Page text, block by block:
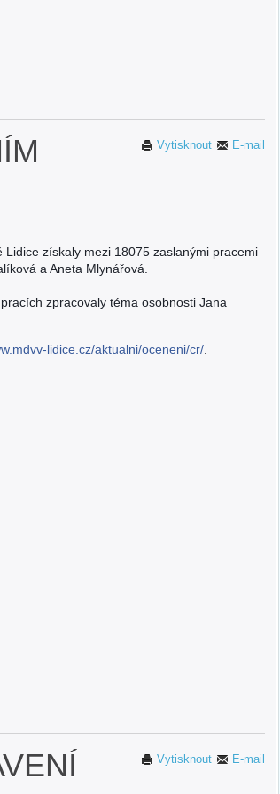
E-mail
Vytisknout
získaly mezi 18075 zaslanými pracemi
a Aneta Mlynářová.
zpracovaly téma osobnosti Jana
lidice.cz/aktualni/oceneni/cr/
E-mail
Vytisknout